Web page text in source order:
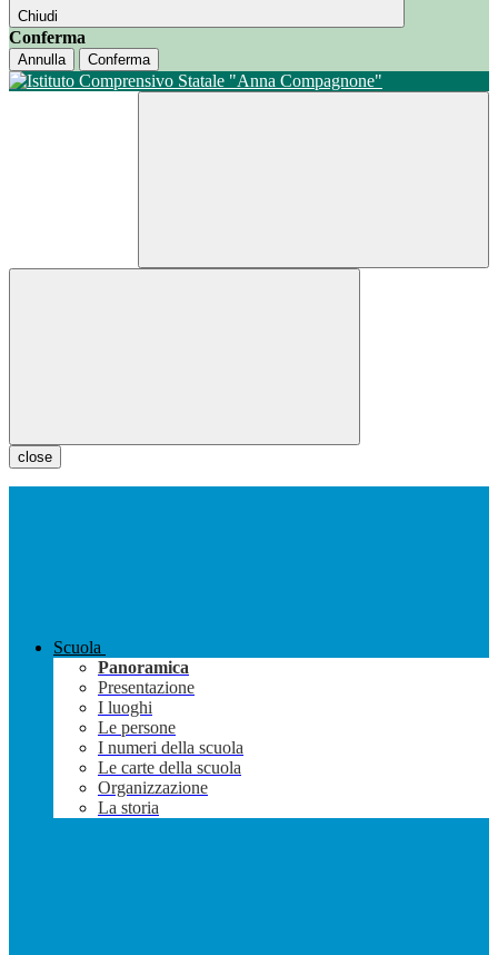
Chiudi
Conferma
Annulla Conferma
close
Scuola
Panoramica
Presentazione
I luoghi
Le persone
I numeri della scuola
Le carte della scuola
Organizzazione
La storia